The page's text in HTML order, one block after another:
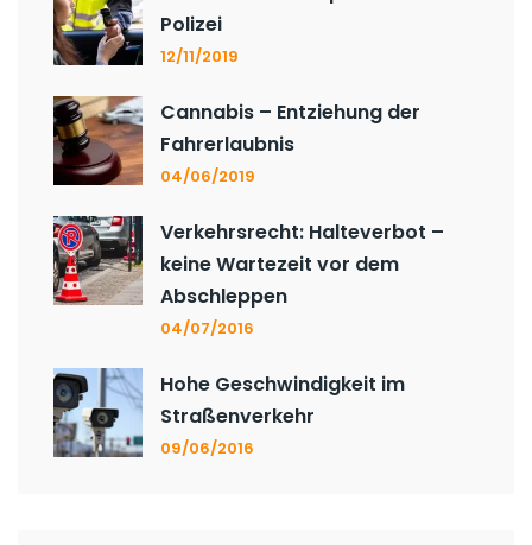
Polizei
12/11/2019
Cannabis – Entziehung der
Fahrerlaubnis
04/06/2019
Verkehrsrecht: Halteverbot –
keine Wartezeit vor dem
Abschleppen
04/07/2016
Hohe Geschwindigkeit im
Straßenverkehr
09/06/2016